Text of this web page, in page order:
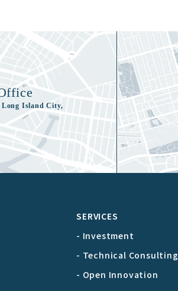
Long Island City,
SERVICES
- Investment
- Technical Consulting
- Open Innovation